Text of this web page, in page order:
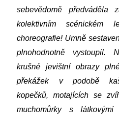
sebevědomě předváděla
kolektivním scénickém
choreografie! Umně
plnohodnotně vystoupil.
krušné jevištní obrazy
překážek v podobě
kopečků, motajících se
muchomůrky s látkovými